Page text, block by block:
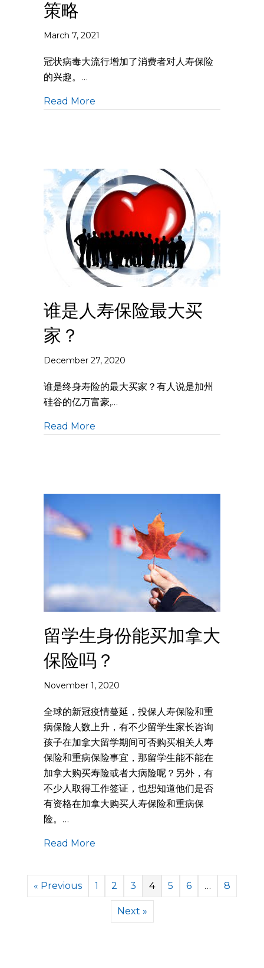
策略
March 7, 2021
冠状病毒大流行增加了消费者对人寿保险
的兴趣。…
Read More
谁是人寿保险最大买
家？
December 27, 2020
谁是终身寿险的最大买家？有人说是加州
硅谷的亿万富豪,…
Read More
留学生身份能买加拿大
保险吗？
November 1, 2020
全球的新冠疫情蔓延，投保人寿保险和重
病保险人数上升，有不少留学生家长咨询
孩子在加拿大留学期间可否购买相关人寿
保险和重病保险事宜，那留学生能不能在
加拿大购买寿险或者大病险呢？另外，有
不少人取得工作签证，也想知道他们是否
有资格在加拿大购买人寿保险和重病保
险。…
Read More
« Previous 1 2 3 4 5 6 … 8
Next »